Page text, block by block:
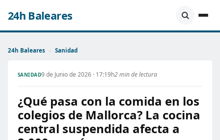
24h Baleares
24h Baleares › Sanidad
SANIDAD9 de Junio de 2026 · 17:19h2 min de lectura
¿Qué pasa con la comida en los
colegios de Mallorca? La cocina
central suspendida afecta a